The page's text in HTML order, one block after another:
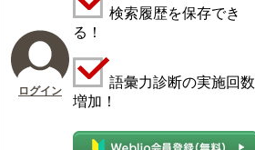
ログイン
検索履歴を保存でき
る！
語彙力診断の実施回数
増加！